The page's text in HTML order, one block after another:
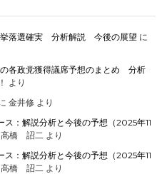
落選確実 分析解説 今後の展望 に
各政党獲得議席予想のまとめ 分析
より
金井修より
：解説分析と今後の予想（2025年11
高橋 詔二より
：解説分析と今後の予想（2025年11
高橋 詔二より